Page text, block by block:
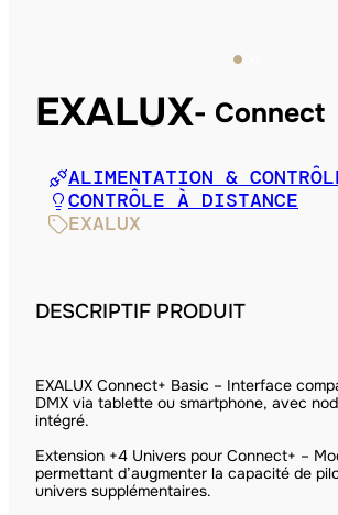
EXALUX Connect
ALIMENTATION &
CONTRÔLE À DISTANCE
EXALUX
DESCRIPTIF PRODUIT
EXALUX Connect+ Basic – Interface
DMX via tablette ou smartphone, avec
intégré.
Extension +4 Univers pour Connect+ –
permettant d’augmenter la capacité de
univers supplémentaires.